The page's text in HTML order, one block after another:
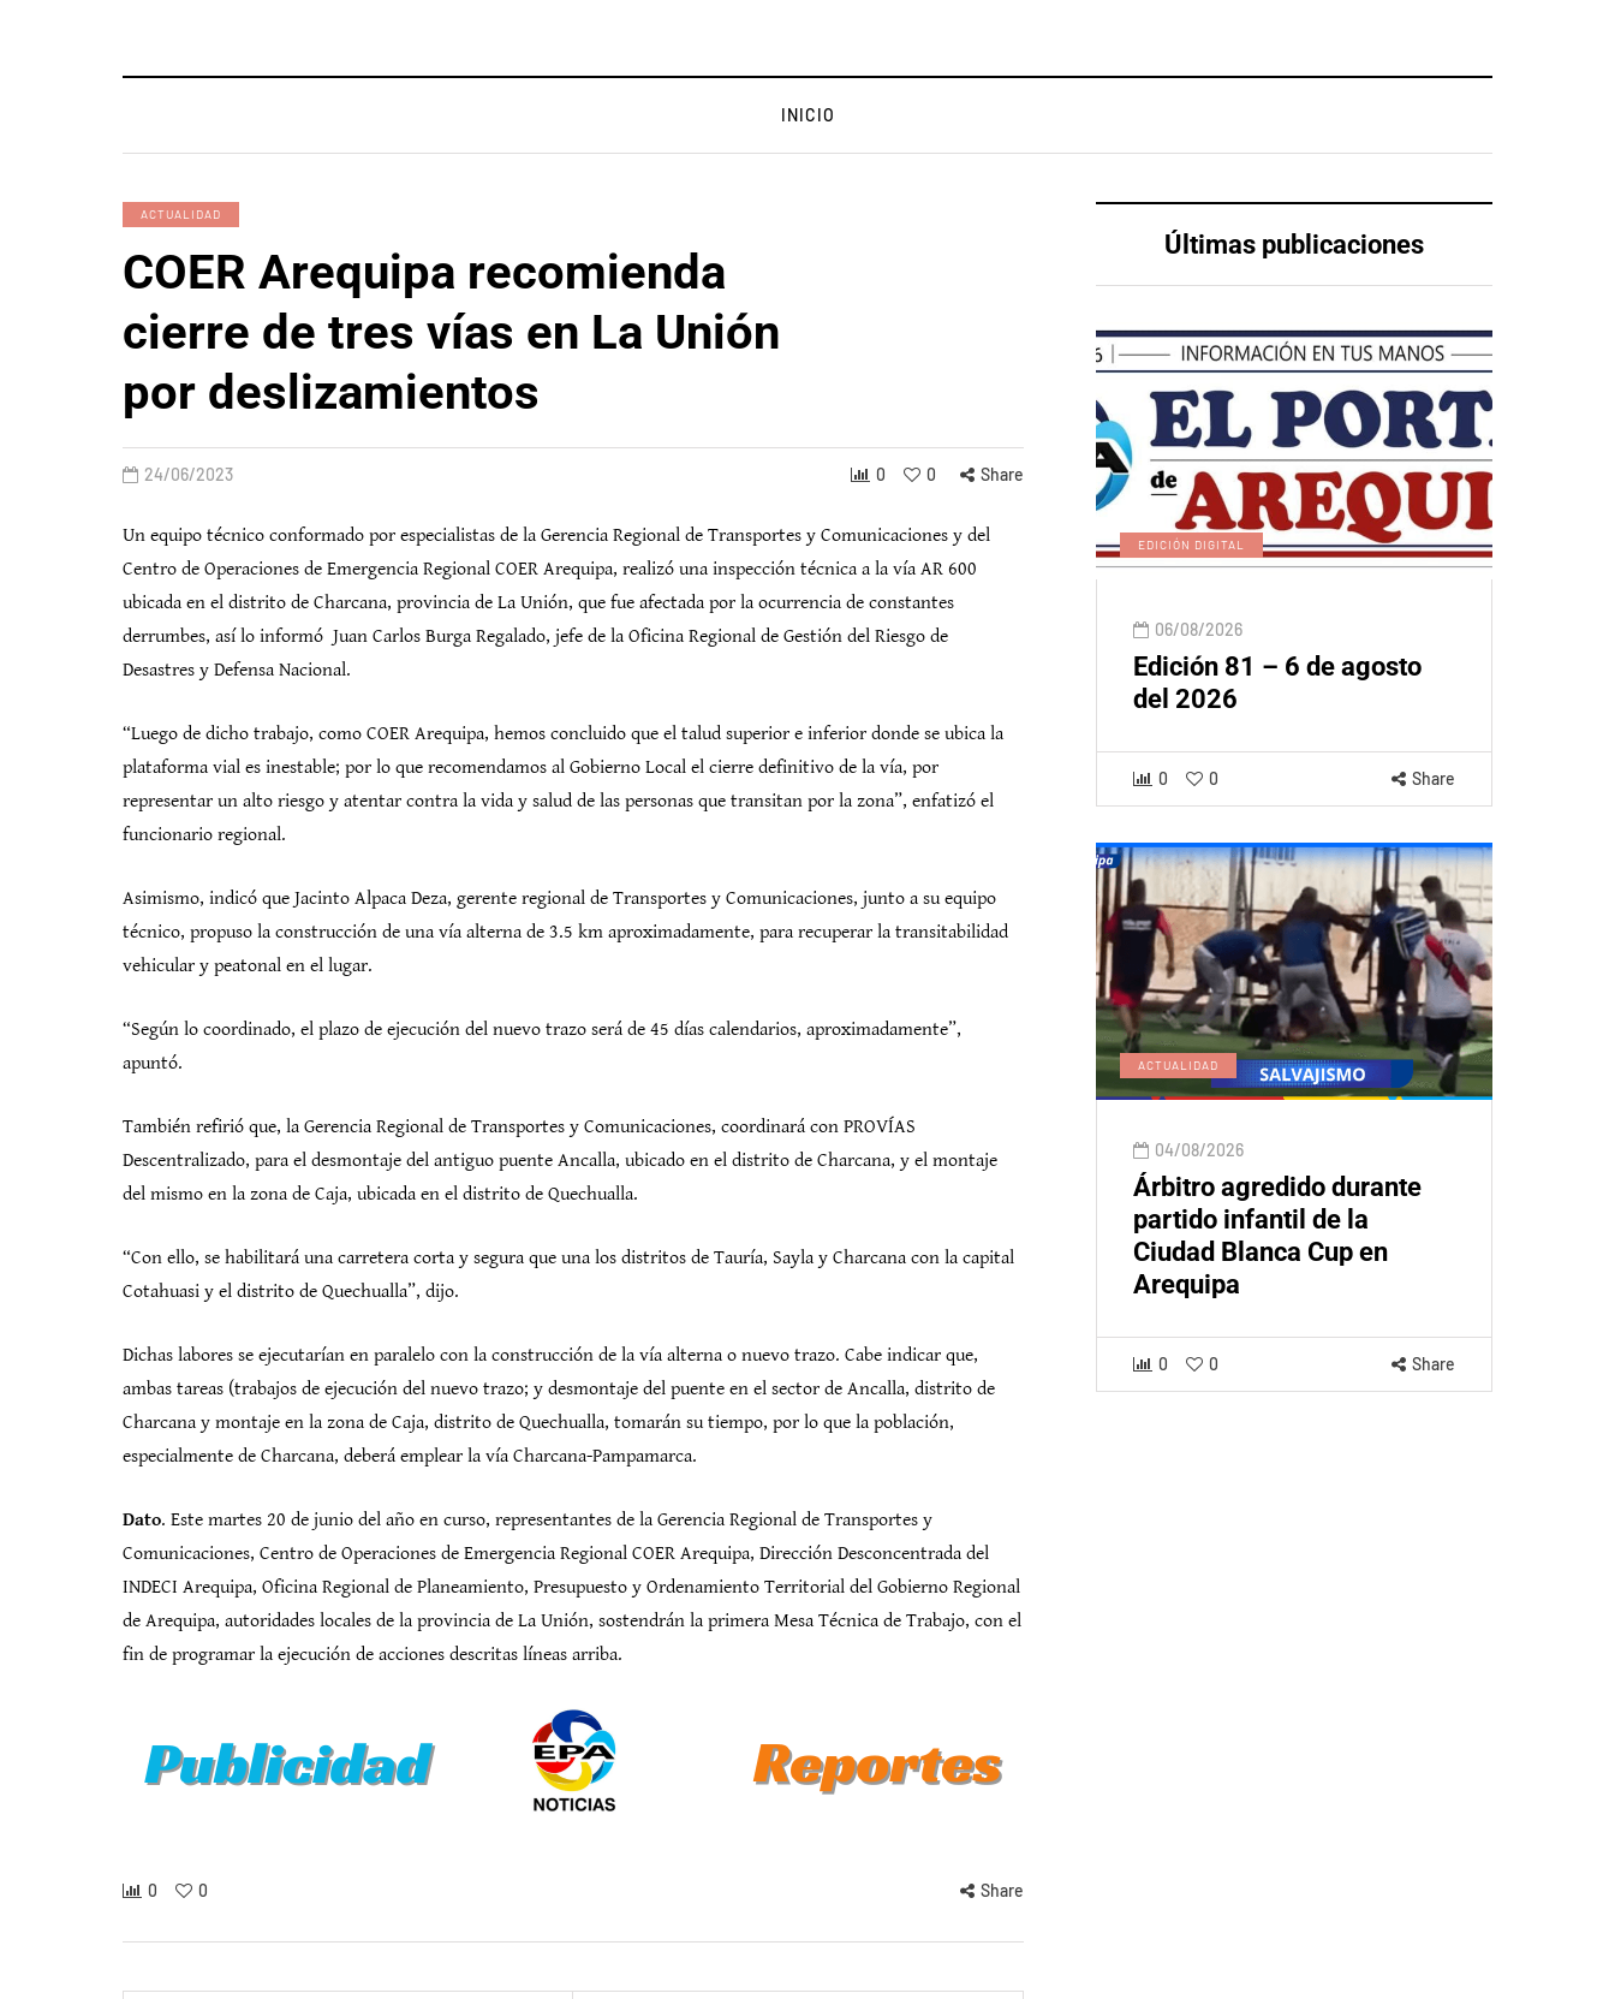
INICIO
ACTUALIDAD
COER Arequipa recomienda
cierre de tres vías en La Unión
por deslizamientos
24/06/2023 0 0 Share
Un equipo técnico conformado por especialistas de la Gerencia Regional de Transportes y Comunicaciones y del
Centro de Operaciones de Emergencia Regional COER Arequipa, realizó una inspección técnica a la vía AR 600
ubicada en el distrito de Charcana, provincia de La Unión, que fue afectada por la ocurrencia de constantes
derrumbes, así lo informó Juan Carlos Burga Regalado, jefe de la Oficina Regional de Gestión del Riesgo de
Desastres y Defensa Nacional.
“Luego de dicho trabajo, como COER Arequipa, hemos concluido que el talud superior e inferior donde se ubica la
plataforma vial es inestable; por lo que recomendamos al Gobierno Local el cierre definitivo de la vía, por
representar un alto riesgo y atentar contra la vida y salud de las personas que transitan por la zona”, enfatizó el
funcionario regional.
Asimismo, indicó que Jacinto Alpaca Deza, gerente regional de Transportes y Comunicaciones, junto a su equipo
técnico, propuso la construcción de una vía alterna de 3.5 km aproximadamente, para recuperar la transitabilidad
vehicular y peatonal en el lugar.
“Según lo coordinado, el plazo de ejecución del nuevo trazo será de 45 días calendarios, aproximadamente”,
apuntó.
También refirió que, la Gerencia Regional de Transportes y Comunicaciones, coordinará con PROVÍAS
Descentralizado, para el desmontaje del antiguo puente Ancalla, ubicado en el distrito de Charcana, y el montaje
del mismo en la zona de Caja, ubicada en el distrito de Quechualla.
“Con ello, se habilitará una carretera corta y segura que una los distritos de Tauría, Sayla y Charcana con la capital
Cotahuasi y el distrito de Quechualla”, dijo.
Dichas labores se ejecutarían en paralelo con la construcción de la vía alterna o nuevo trazo. Cabe indicar que,
ambas tareas (trabajos de ejecución del nuevo trazo; y desmontaje del puente en el sector de Ancalla, distrito de
Charcana y montaje en la zona de Caja, distrito de Quechualla, tomarán su tiempo, por lo que la población,
especialmente de Charcana, deberá emplear la vía Charcana-Pampamarca.
Dato. Este martes 20 de junio del año en curso, representantes de la Gerencia Regional de Transportes y
Comunicaciones, Centro de Operaciones de Emergencia Regional COER Arequipa, Dirección Desconcentrada del
INDECI Arequipa, Oficina Regional de Planeamiento, Presupuesto y Ordenamiento Territorial del Gobierno Regional
de Arequipa, autoridades locales de la provincia de La Unión, sostendrán la primera Mesa Técnica de Trabajo, con el
fin de programar la ejecución de acciones descritas líneas arriba.
0 0 Share
Últimas publicaciones
EDICIÓN DIGITAL
06/08/2026
Edición 81 – 6 de agosto
del 2026
0 0 Share
ACTUALIDAD
04/08/2026
Árbitro agredido durante
partido infantil de la
Ciudad Blanca Cup en
Arequipa
0 0 Share